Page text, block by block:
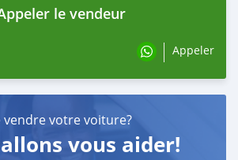
le vendeur
Appeler
vendre votre voiture?
vous aider!